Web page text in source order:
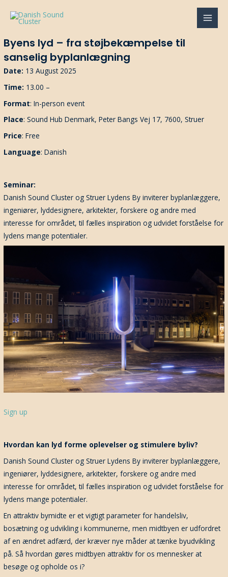
Byens lyd – fra støjbekæmpelse til
sanselig byplanlægning
Date: 13 August 2025
Time: 13.00 –
Format: In-person event
Place: Sound Hub Denmark, Peter Bangs Vej 17, 7600, Struer
Price: Free
Language: Danish
Seminar:
Danish Sound Cluster og Struer Lydens By inviterer byplanlæggere,
ingeniører, lyddesignere, arkitekter, forskere og andre med
interesse for området, til fælles inspiration og udvidet forståelse for
lydens mange potentialer.
Sign up
Hvordan kan lyd forme oplevelser og stimulere byliv?
Danish Sound Cluster og Struer Lydens By inviterer byplanlæggere,
ingeniører, lyddesignere, arkitekter, forskere og andre med
interesse for området, til fælles inspiration og udvidet forståelse for
lydens mange potentialer.
En attraktiv bymidte er et vigtigt parameter for handelsliv,
bosætning og udvikling i kommunerne, men midtbyen er udfordret
af en ændret adfærd, der kræver nye måder at tænke byudvikling
på. Så hvordan gøres midtbyen attraktiv for os mennesker at
besøge og opholde os i?